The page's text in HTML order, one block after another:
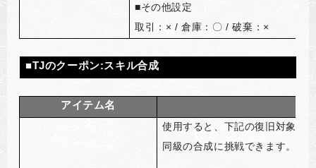
■その他設定
取引：× / 倉庫：〇 / 破棄：×
■TJのクーポン:スキル合成
アイテム名
使用すると、下記の復旧対象期
同級の合成に挑戦できます。